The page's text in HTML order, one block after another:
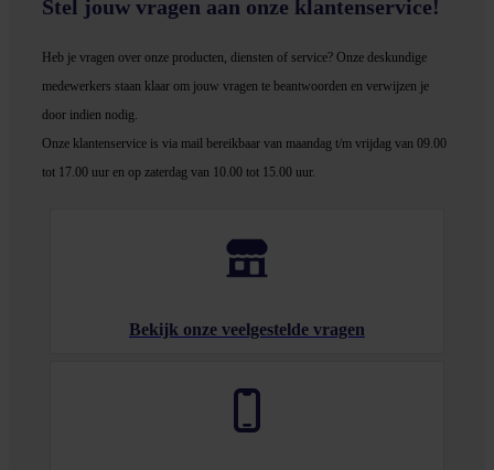
Stel jouw vragen aan onze klantenservice!
Heb je vragen over onze producten, diensten of service? Onze deskundige
medewerkers staan klaar om jouw vragen te beantwoorden en verwijzen je
door indien nodig.
Onze klantenservice is via mail bereikbaar van maandag t/m vrijdag van 09.00
tot 17.00 uur en op zaterdag van 10.00 tot 15.00 uur.
Bekijk onze veelgestelde vragen